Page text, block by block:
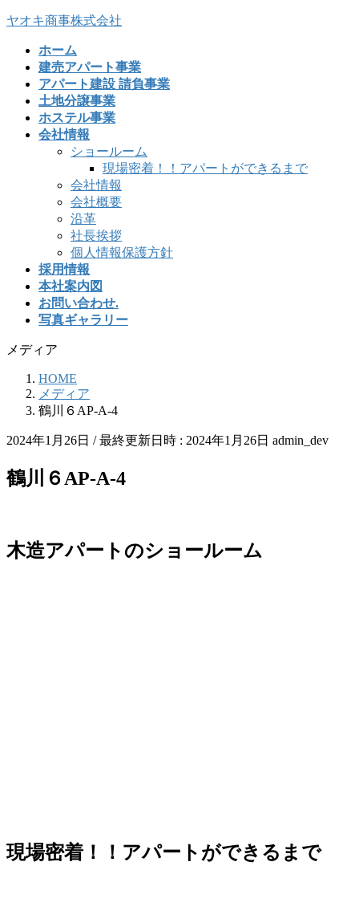
コ
ナ
ヤオキ商事株式会社
ホーム
建売アパート事業
アパート建設 請負事業
土地分譲事業
ホステル事業
会社情報
ショールーム
現場密着！！アパートができるまで
会社情報
会社概要
沿革
社長挨拶
個人情報保護方針
採用情報
本社案内図
お問い合わせ.
写真ギャラリー
メディア
HOME
メディア
鶴川６AP-A-4
2024年1月26日 / 最終更新日時 : 2024年1月26日 admin_dev
鶴川６AP-A-4
木造アパートのショールーム
現場密着！！アパートができるまで